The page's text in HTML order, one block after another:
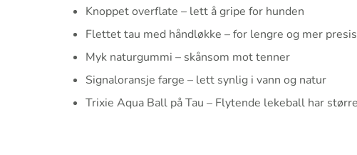
Knoppet overflate – lett å gripe for hunden
Flettet tau med håndløkke – for lengre og mer
Myk naturgummi – skånsom mot tenner
Signaloransje farge – lett synlig i vann og natur
Trixie Aqua Ball på Tau – Flytende lekeball har